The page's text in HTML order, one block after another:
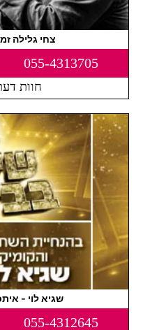
צחי גלילה
055-4313705
חוות דעת: 1
שגיא לוי -
055-4312645